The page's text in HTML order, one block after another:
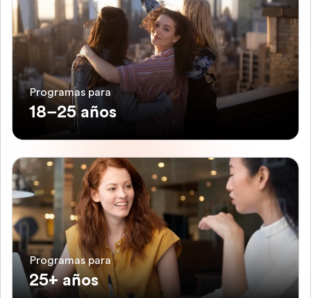
Programas para
18–25 años
Programas para
25+ años